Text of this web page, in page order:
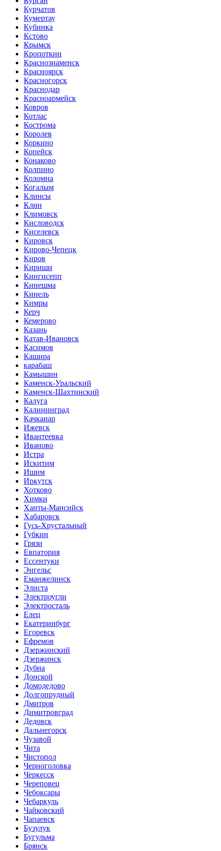
Курчатов
Кумертау
Кубинка
Кстово
Крымск
Кропоткин
Краснознаменск
Красноярск
Красногорск
Краснодар
Красноармейск
Ковров
Котлас
Кострома
Королев
Коркино
Копейск
Конаково
Колпино
Коломна
Когалым
Клинсы
Клин
Климовск
Кисловодск
Киселевск
Кировск
Кирово-Чепецк
Киров
Кириши
Кингисепп
Кинешма
Кинель
Кимры
Керч
Кемерово
Казань
Катав-Ивановск
Касимов
Кашира
карабаш
Камышин
Каменск-Уральский
Каменск-Шахтинский
Калуга
Калининград
Качканар
Ижевск
Ивантеевка
Иваново
Истра
Искитим
Ишим
Иркутск
Хотково
Химки
Ханты-Мансийск
Хабаровск
Гусь-Хрустальный
Губкин
Грязи
Евпатория
Ессентуки
Энгельс
Еманжелинск
Элиста
Электроугли
Электросталь
Елец
Екатеринбург
Егоревск
Ефремов
Дзержинский
Дзержинск
Дубна
Донской
Домодедово
Долгопрудный
Дмитров
Димитровград
Дедовск
Дальнегорск
Чузавой
Чита
Чистопол
Черноголовка
Черкесск
Череповец
Чебоксары
Чебаркуль
Чайковский
Чапаевск
Бузулук
Бугульма
Брянск